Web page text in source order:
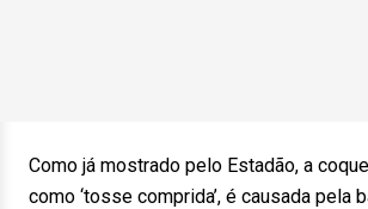
Como já mostrado pelo Estadão, a
como ‘tosse comprida’, é causada pela